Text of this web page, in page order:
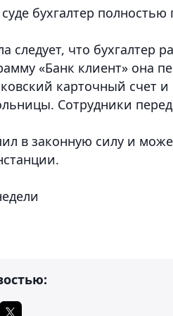
бухгалтер полностью
следует, что
«Банк клиент» она
карточный счет
Сотрудники
в законную силу и